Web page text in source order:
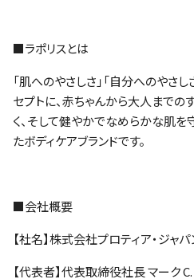
■ラポリスとは
「肌へのやさしさ」「自分へのやさし
セプトに、赤ちゃんから大人まで
く、そして健やかでなめらかな肌
たボディケアブランドです。
■会社概要
【社名】株式会社プロティア・ジャパ
【代表者】代表取締役社長 マーク C.